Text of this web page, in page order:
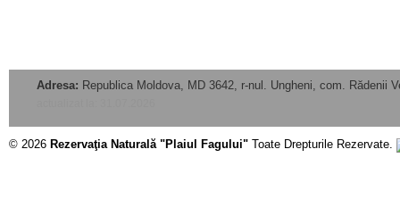
Adresa: Republica Moldova, MD 3642, r-nul. Ungheni, com. Rădenii
© 2026 Rezervaţia Naturală "Plaiul Fagului" Toate Drepturile Rezervate.